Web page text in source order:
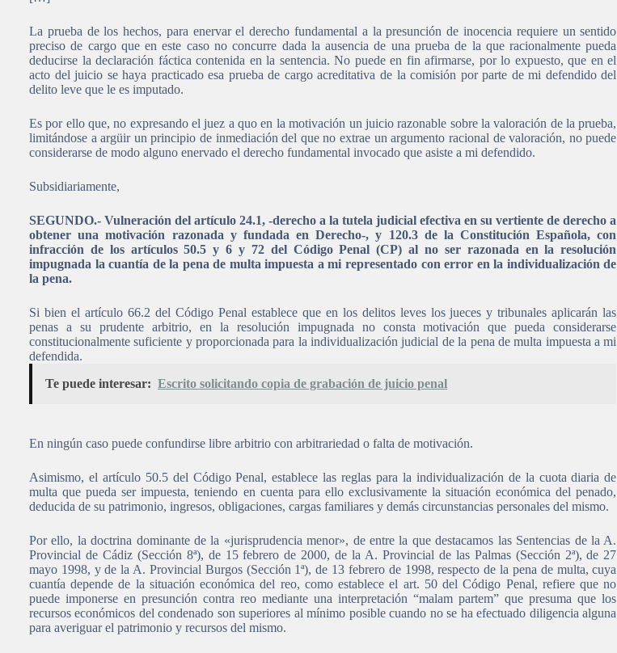
La prueba de los hechos, para enervar el derecho fundamental a la presunción de inocencia requiere un sentido
preciso de cargo que en este caso no concurre dada la ausencia de una prueba de la que racionalmente pueda
deducirse la declaración fáctica contenida en la sentencia. No puede en fin afirmarse, por lo expuesto, que en el
acto del juicio se haya practicado esa prueba de cargo acreditativa de la comisión por parte de mi defendido del
delito leve que le es imputado.
Es por ello que, no expresando el juez a quo en la motivación un juicio razonable sobre la valoración de la prueba,
limitándose a argüir un principio de inmediación del que no extrae un argumento racional de valoración, no puede
considerarse de modo alguno enervado el derecho fundamental invocado que asiste a mi defendido.
Subsidiariamente,
SEGUNDO.- Vulneración del artículo 24.1, -derecho a la tutela judicial efectiva en su vertiente de derecho a
obtener una motivación razonada y fundada en Derecho-, y 120.3 de la Constitución Española, con
infracción de los artículos 50.5 y 6 y 72 del Código Penal (CP) al no ser razonada en la resolución
impugnada la cuantía de la pena de multa impuesta a mi representado con error en la individualización de
la pena.
Si bien el artículo 66.2 del Código Penal establece que en los delitos leves los jueces y tribunales aplicarán las
penas a su prudente arbitrio, en la resolución impugnada no consta motivación que pueda considerarse
constitucionalmente suficiente y proporcionada para la individualización judicial de la pena de multa impuesta a mi
defendida.
Te puede interesar: Escrito solicitando copia de grabación de juicio penal
En ningún caso puede confundirse libre arbitrio con arbitrariedad o falta de motivación.
Asimismo, el artículo 50.5 del Código Penal, establece las reglas para la individualización de la cuota diaria de
multa que pueda ser impuesta, teniendo en cuenta para ello exclusivamente la situación económica del penado,
deducida de su patrimonio, ingresos, obligaciones, cargas familiares y demás circunstancias personales del mismo.
Por ello, la doctrina dominante de la «jurisprudencia menor», de entre la que destacamos las Sentencias de la A.
Provincial de Cádiz (Sección 8ª), de 15 febrero de 2000, de la A. Provincial de las Palmas (Sección 2ª), de 27
mayo 1998, y de la A. Provincial Burgos (Sección 1ª), de 13 febrero de 1998, respecto de la pena de multa, cuya
cuantía depende de la situación económica del reo, como establece el art. 50 del Código Penal, refiere que no
puede imponerse en presunción contra reo mediante una interpretación “malam partem” que presuma que los
recursos económicos del condenado son superiores al mínimo posible cuando no se ha efectuado diligencia alguna
para averiguar el patrimonio y recursos del mismo.